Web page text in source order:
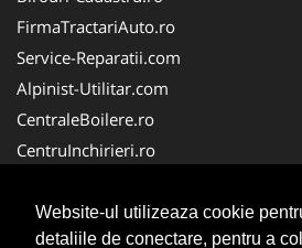
Website-ul utilizeaza cookie
detaliile de conectare, pentru a
FirmaTractariAuto.ro
Service-Reparatii.com
Alpinist-Utilitar.com
CentraleBoilere.ro
CentruInchirieri.ro
Cardiologul.ro
CramaVinuri.ro